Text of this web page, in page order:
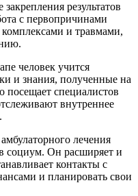
закрепления результатов
с первопричинами
и травмами,
человек учится
и знания, полученные на
посещает специалистов
внутреннее
лечения
социум. Он расширяет и
контакты с
и планировать свои